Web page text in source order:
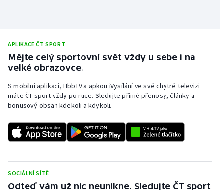
APLIKACE ČT SPORT
Mějte celý sportovní svět vždy u sebe i na
velké obrazovce.
S mobilní aplikací, HbbTV a apkou iVysílání ve své chytré televizi
máte ČT sport vždy po ruce. Sledujte přímé přenosy, články a
bonusový obsah kdekoli a kdykoli.
SOCIÁLNÍ SÍTĚ
Odteď vám už nic neunikne. Sledujte ČT sport